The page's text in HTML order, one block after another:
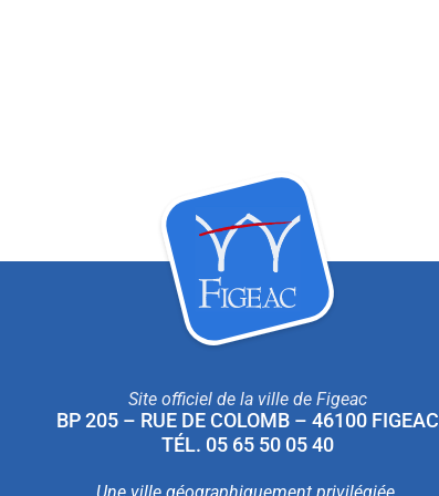
Site officiel de la ville de Figeac
BP 205 – RUE DE COLOMB – 46100 FIGEAC
TÉL. 05 65 50 05 40